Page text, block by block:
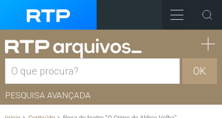
OK
PESQUISA AVANÇADA